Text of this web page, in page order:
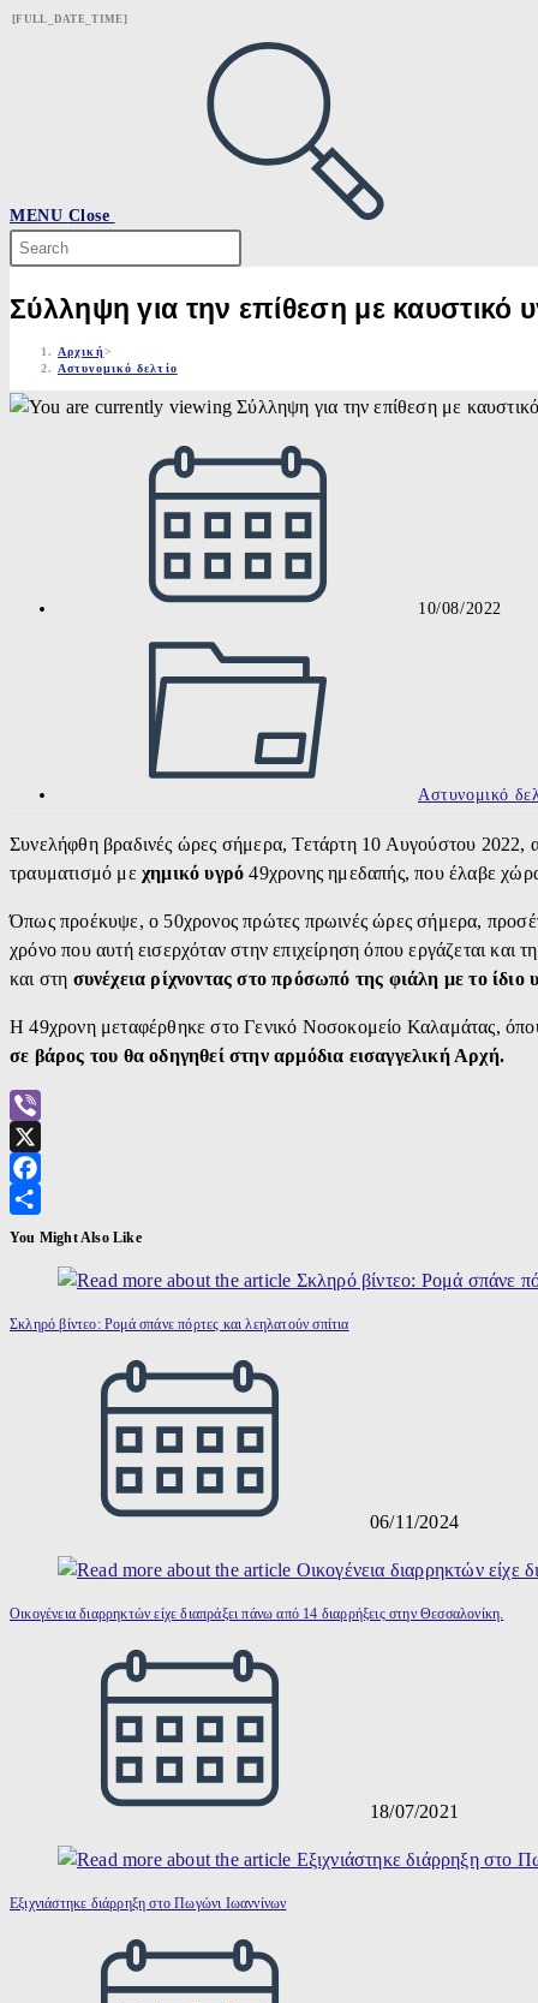
Skip
[FULL_DATE_TIME]
MENU Close
Search
this
website
Σύλληψη για την επίθεση με καυστικό
Αρχική>
Αστυνομικό δελτίο
10/08/2022
Αστυνομικό
Συνελήφθη βραδινές ώρες σήμερα, Τετάρτη 10 Αυγούστου 2022,
τραυματισμό με χημικό υγρό49χρονης ημεδαπής, που έλαβε
Όπως προέκυψε, ο 50χρονος πρώτες πρωινές ώρες σήμερα,
χρόνο που αυτή εισερχόταν στην επιχείρηση όπου εργάζεται και
και στη συνέχεια ρίχνοντας στο πρόσωπό της φιάλη με το ίδιο
Η 49χρονη μεταφέρθηκε στο Γενικό Νοσοκομείο Καλαμάτας,
σε βάρος του θα οδηγηθεί στην αρμόδια εισαγγελική Αρχή.
Viber
X
Facebook
Μοιραστείτε
You Might Also Like
Σκληρό βίντεο: Ρομά σπάνε πόρτες και λεηλατούν σπίτια
06/11/2024
Οικογένεια διαρρηκτών είχε διαπράξει πάνω από 14 διαρρήξεις στην Θεσσαλονίκη.
18/07/2021
Εξιχνιάστηκε διάρρηξη στο Πωγώνι Ιωαννίνων